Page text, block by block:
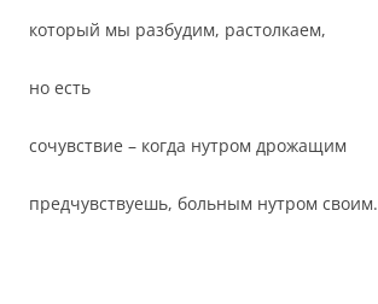
который мы разбудим, растолкаем,
но есть
сочувствие – когда нутром дрожащим
предчувствуешь, больным нутром своим.